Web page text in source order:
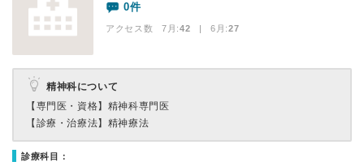
0件
アクセス数 7月:42 | 6月:27
精神科について
【専門医・資格】 精神科専門医
【診療・治療法】 精神療法
診療科目：